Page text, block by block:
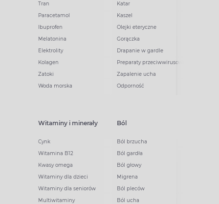
Tran
Paracetamol
Ibuprofen
Melatonina
Elektrolity
Kolagen
Zatoki
Woda morska
Katar
Kaszel
Olejki eteryczne
Gorączka
Drapanie w gardle
Preparaty przeciwwirusowe
Zapalenie ucha
Odporność
Witaminy i minerały
Cynk
Witamina B12
Kwasy omega
Witaminy dla dzieci
Witaminy dla seniorów
Multiwitaminy
Ból
Ból brzucha
Ból gardła
Ból głowy
Migrena
Ból pleców
Ból ucha